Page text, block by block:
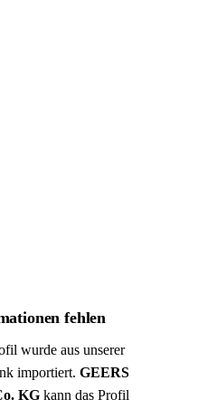
fehlen
wurde aus unserer
importiert. GEERS
KG kann das Profil